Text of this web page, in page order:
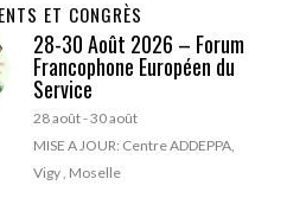
ET CONGRÈS
28-30 Août 2026 – Forum
Francophone Européen du
Service
28 août-30 août
MISE A JOUR: Centre ADDEPPA,
Vigy , Moselle